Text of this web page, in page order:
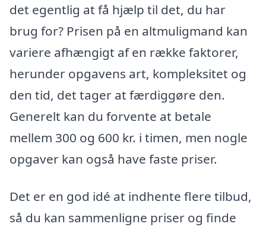
det egentlig at få hjælp til det, du har
brug for? Prisen på en altmuligmand kan
variere afhængigt af en række faktorer,
herunder opgavens art, kompleksitet og
den tid, det tager at færdiggøre den.
Generelt kan du forvente at betale
mellem 300 og 600 kr. i timen, men nogle
opgaver kan også have faste priser.
Det er en god idé at indhente flere tilbud,
så du kan sammenligne priser og finde